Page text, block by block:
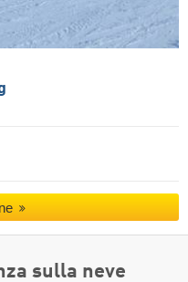
sulla neve